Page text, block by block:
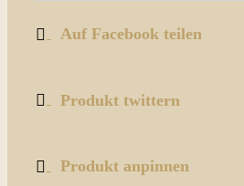
Auf Facebook teilen
Produkt twittern
Produkt anpinnen